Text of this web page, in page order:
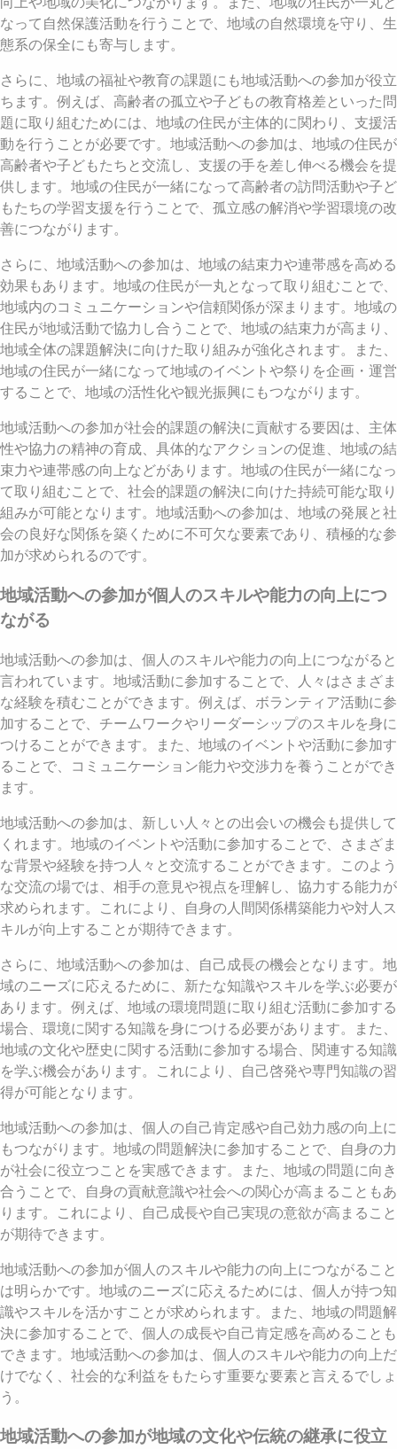
なって自然保護活動を行うことで、地域の自然環境を守り、生
態系の保全にも寄与します。
さらに、地域の福祉や教育の課題にも地域活動への参加が役立
ちます。例えば、高齢者の孤立や子どもの教育格差といった問
題に取り組むためには、地域の住民が主体的に関わり、支援活
動を行うことが必要です。地域活動への参加は、地域の住民が
高齢者や子どもたちと交流し、支援の手を差し伸べる機会を提
供します。地域の住民が一緒になって高齢者の訪問活動や子ど
もたちの学習支援を行うことで、孤立感の解消や学習環境の改
善につながります。
さらに、地域活動への参加は、地域の結束力や連帯感を高める
効果もあります。地域の住民が一丸となって取り組むことで、
地域内のコミュニケーションや信頼関係が深まります。地域の
住民が地域活動で協力し合うことで、地域の結束力が高まり、
地域全体の課題解決に向けた取り組みが強化されます。また、
地域の住民が一緒になって地域のイベントや祭りを企画・運営
することで、地域の活性化や観光振興にもつながります。
地域活動への参加が社会的課題の解決に貢献する要因は、主体
性や協力の精神の育成、具体的なアクションの促進、地域の結
束力や連帯感の向上などがあります。地域の住民が一緒になっ
て取り組むことで、社会的課題の解決に向けた持続可能な取り
組みが可能となります。地域活動への参加は、地域の発展と社
会の良好な関係を築くために不可欠な要素であり、積極的な参
加が求められるのです。
地域活動への参加が個人のスキルや能力の向上につ
ながる
地域活動への参加は、個人のスキルや能力の向上につながると
言われています。地域活動に参加することで、人々はさまざま
な経験を積むことができます。例えば、ボランティア活動に参
加することで、チームワークやリーダーシップのスキルを身に
つけることができます。また、地域のイベントや活動に参加す
ることで、コミュニケーション能力や交渉力を養うことができ
ます。
地域活動への参加は、新しい人々との出会いの機会も提供して
くれます。地域のイベントや活動に参加することで、さまざま
な背景や経験を持つ人々と交流することができます。このよう
な交流の場では、相手の意見や視点を理解し、協力する能力が
求められます。これにより、自身の人間関係構築能力や対人ス
キルが向上することが期待できます。
さらに、地域活動への参加は、自己成長の機会となります。地
域のニーズに応えるために、新たな知識やスキルを学ぶ必要が
あります。例えば、地域の環境問題に取り組む活動に参加する
場合、環境に関する知識を身につける必要があります。また、
地域の文化や歴史に関する活動に参加する場合、関連する知識
を学ぶ機会があります。これにより、自己啓発や専門知識の習
得が可能となります。
地域活動への参加は、個人の自己肯定感や自己効力感の向上に
もつながります。地域の問題解決に参加することで、自身の力
が社会に役立つことを実感できます。また、地域の問題に向き
合うことで、自身の貢献意識や社会への関心が高まることもあ
ります。これにより、自己成長や自己実現の意欲が高まること
が期待できます。
地域活動への参加が個人のスキルや能力の向上につながること
は明らかです。地域のニーズに応えるためには、個人が持つ知
識やスキルを活かすことが求められます。また、地域の問題解
決に参加することで、個人の成長や自己肯定感を高めることも
できます。地域活動への参加は、個人のスキルや能力の向上だ
けでなく、社会的な利益をもたらす重要な要素と言えるでしょ
う。
地域活動への参加が地域の文化や伝統の継承に役立